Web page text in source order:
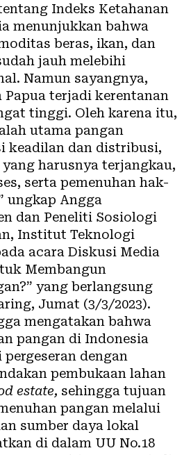
Indeks Ketahanan
menunjukkan bahwa
beras, ikan, dan
jauh melebihi
Namun sayangnya,
Papua terjadi kerentanan
tinggi. Oleh karena itu,
utama pangan
keadilan dan distribusi,
harusnya terjangkau,
serta pemenuhan hak-
ungkap Angga
dan Peneliti Sosiologi
Institut Teknologi
acara Diskusi Media
Membangun
yang berlangsung
Jumat (3/3/2023).
mengatakan bahwa
pangan di Indonesia
dengan
pembukaan lahan
estate, sehingga tujuan
pangan melalui
sumber daya lokal
di dalam UU No.18